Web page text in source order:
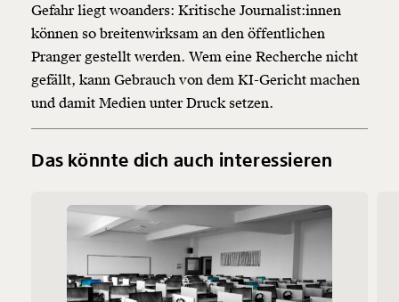
Gefahr liegt woanders: Kritische Journalist:innen
können so breitenwirksam an den öffentlichen
Pranger gestellt werden. Wem eine Recherche nicht
gefällt, kann Gebrauch von dem KI-Gericht machen
und damit Medien unter Druck setzen.
Das könnte dich auch interessieren